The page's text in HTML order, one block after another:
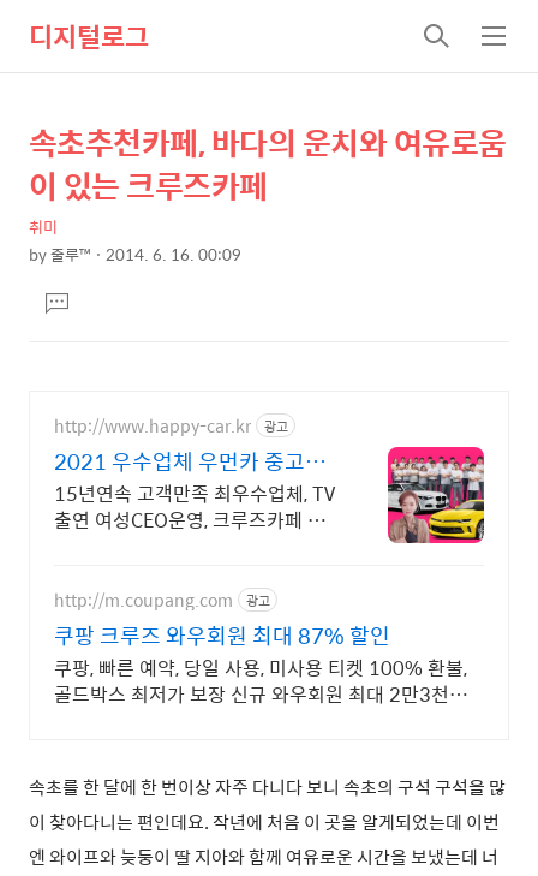
디지털로그
검
색
메
뉴
상
세
텐
본
제
목
속초추천카페, 바다의 운치와 여유로움
이 있는 크루즈카페
취미
by줄루™ 2014. 6. 16. 00:09
문댓
글
http://www.happy-car.kr 광고
2021 우수업체 우먼카 중고차
는 최우수모범업체에서!
15년연속 고객만족 최우수업체, TV
출연 여성CEO운영, 크루즈카페 실
페이지"
http://m.coupang.com 광고
쿠팡 크루즈 와우회원 최대 87% 할인
쿠팡, 빠른 예약, 당일 사용, 미사용 티켓 100% 환불,
골드박스 최저가 보장 신규 와우회원 최대 2만3천원
속초를 한 달에 한 번이상 자주 다니다 보니 속초의 구석 구석을 많
이 찾아다니는 편인데요. 작년에 처음 이 곳을 알게되었는데 이번
엔 와이프와 늦둥이 딸 지아와 함께 여유로운 시간을 보냈는데 너